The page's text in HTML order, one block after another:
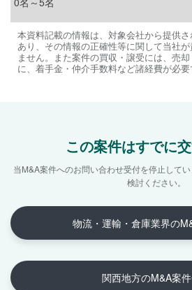
本資料記載の情報は、対象会社から提供
あり、その情報の正確性等に関して当社
ません。また案件の買収・譲受には、売
に、着手金・仲介手数料など諸経費が必要
この案件はすでに
当M&A案件へのお問い合わせ受付を停止してい
検討ください。
物流・運輸・倉庫業界の
関西地方のM&A案